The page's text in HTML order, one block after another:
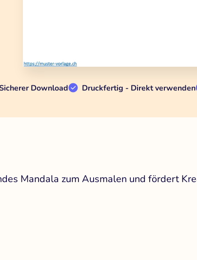
Download Druckfertig - Direkt verwenden
Mandala zum Ausmalen und fördert